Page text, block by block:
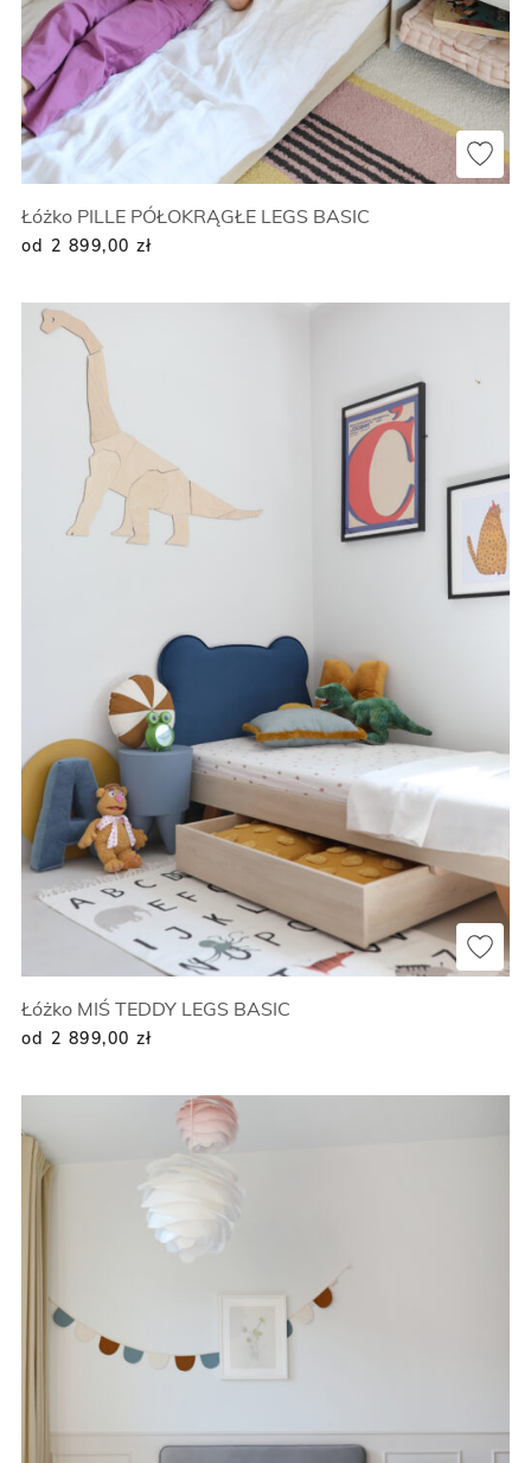
Łóżko PILLE PÓŁOKRĄGŁE LEGS BASIC
od 2 899,00 zł
Łóżko MIŚ TEDDY LEGS BASIC
od 2 899,00 zł